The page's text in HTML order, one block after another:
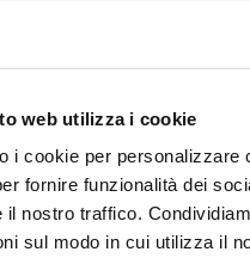
web utilizza i cookie
i cookie per personalizzare
fornire funzionalità dei
il nostro traffico.
sul modo in cui utilizza il
di un'eventuale ulteriore
favorevole. Con il titolo a
necessario sotto il